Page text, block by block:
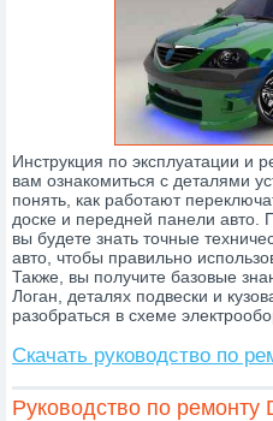
Инструкция по эксплуатации и
вам ознакомиться с деталями
понять, как работают
доске и передней панели авто.
вы будете знать точные
авто, чтобы правильно
Также, вы получите базовые
Логан, деталях подвески и
разобраться в схеме
Скачать руководство по
Руководство по ремонту